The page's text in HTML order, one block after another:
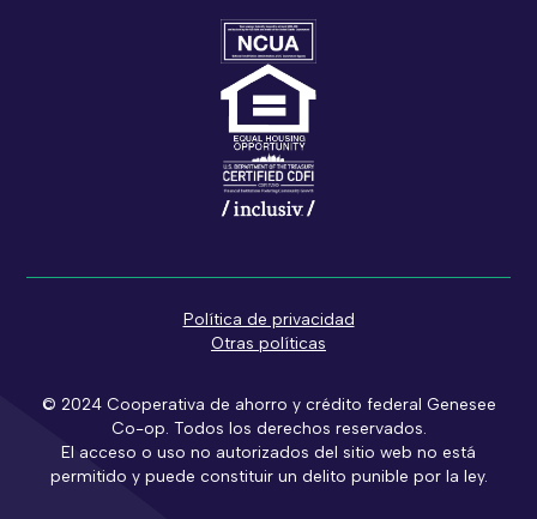
© 2024 Cooperativa de ahorro y crédito federal Genesee
Co-op. Todos los derechos reservados.
El acceso o uso no autorizados del sitio web no está
permitido y puede constituir un delito punible por la ley.
Política de privacidad
Otras políticas